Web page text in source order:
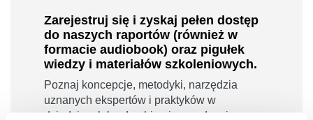
Zarejestruj się i zyskaj pełen dostęp
do naszych raportów (również w
formacie audiobook) oraz pigułek
wiedzy i materiałów szkoleniowych.
Poznaj koncepcje, metodyki, narzędzia
uznanych ekspertów i praktyków w
dziedzinach leadershipu i zarządzania,